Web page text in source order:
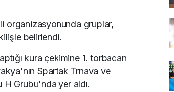
organizasyonunda gruplar,
belirlendi.
kura çekimine 1. torbadan
Spartak Trnava ve
H Grubu'nda yer aldı.